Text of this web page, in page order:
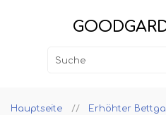
Hauptseite Erhöhter